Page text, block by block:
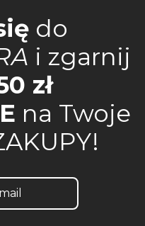
do
i zgarnij
zł
na Twoje